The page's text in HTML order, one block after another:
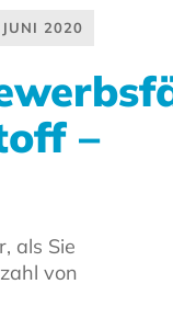
2020
–
als Sie
von